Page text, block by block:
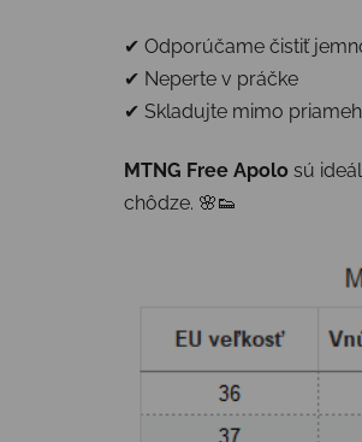
✔ Odporúčame čistiť
✔ Neperte v práčke
✔ Skladujte mimo
MTNG Free Apolo sú
chôdze. 🌸👟